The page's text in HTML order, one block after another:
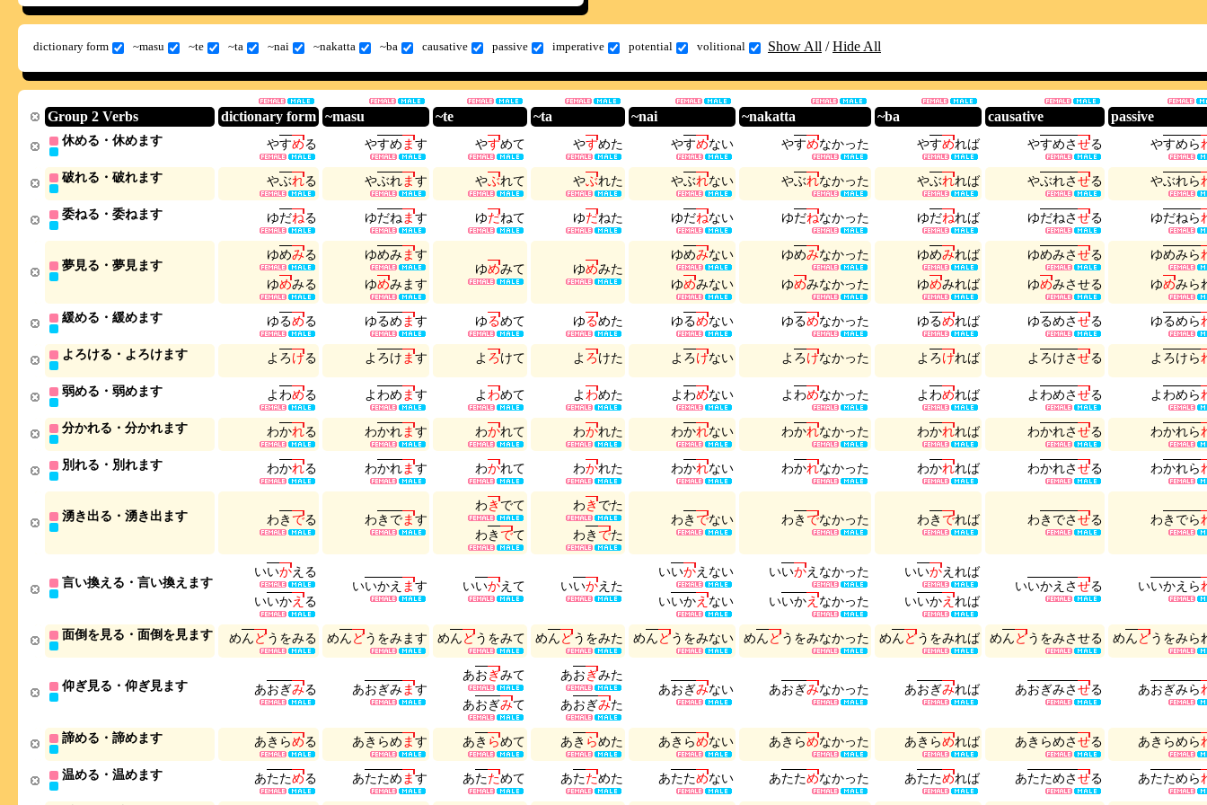
dictionary form ~masu ~te ~ta ~nai ~nakatta ~ba causative passive imperative potential volitional Show All /Hide All
Group 2 Verbs dictionary form ~masu ~te ~ta ~nai ~nakatta ~ba causative passive
休める・休めます やすめる やすめ ます やすめて やすめた やすめない やすめなかった やすめれば やすめさせる やすめら
破れる・破れます やぶれる やぶれます やぶれて やぶれた やぶれない やぶれなかった やぶれれば やぶれさせる やぶれら
委ねる・委ねます ゆだねる ゆだね ます ゆだねて ゆだねた ゆだねない ゆだねなかった ゆだねれば ゆだねさせる ゆだねら
夢見る・夢見ます
ゆめみる
ゆめみる
ゆめみます
ゆめみます
ゆめみて ゆめみた
ゆめみない
ゆめみない
ゆめみなかった
ゆめみなかった
ゆめみれば
ゆめみれば
ゆめみさせる
ゆめみさせる
ゆめみら
ゆめみら
緩める・緩めます ゆるめる ゆるめ ます ゆるめて ゆるめた ゆるめない ゆるめなかった ゆるめれば ゆるめさせる ゆるめら
よろける・よろけます よ ろける よ ろけ ます よ ろけて よ ろけた よ ろけない よ ろけなかった よ ろければ よ ろけさせる よ ろけら
弱める・弱めます よ わめる よ わめ ます よ わめて よ わめた よ わめない よ わめなかった よ わめれば よ わめさせる よ わめら
分かれる・分かれます わかれる わかれます わかれて わかれた わかれない わかれなかった わかれれば わかれさせる わかれら
別れる・別れます わかれる わかれます わかれて わかれた わかれない わかれなかった わかれれば わかれさせる わかれら
湧き出る・湧き出ます わき でる わき でます
わきでて
わき でて
わきでた
わき でた
わき でない わき でなかった わき でれば わき でさせる わき でら
言い換える・言い換えます
いいかえ る
いいかえる
いいかえ ます いいかえ て いいかえ た
いいかえ ない
いいかえない
いいかえ なかった
いいかえなかった
いいかえ れば
いいかえれば
いいかえ させる いいかえ ら
面倒を見る・面倒を見ます めんどう をみる めんどう をみます めんどう をみて めんどう をみた めんどう をみない めんどう をみなかった めんどう をみれば めんどう をみさせる めんどう をみら
仰ぎ見る・仰ぎ見ます あおぎみる あおぎみます
あおぎみて
あおぎみて
あおぎみた
あおぎみた
あおぎみない あおぎみなかった あおぎみれば あおぎみさせる あおぎみら
諦める・諦めます あき らめる あき らめ ます あき らめて あき らめた あき らめない あき らめなかった あき らめれば あき らめさせる あき らめら
温める・温めます あたためる あたため ます あたためて あたためた あたためない あたためなかった あたためれば あたためさせる あたためら